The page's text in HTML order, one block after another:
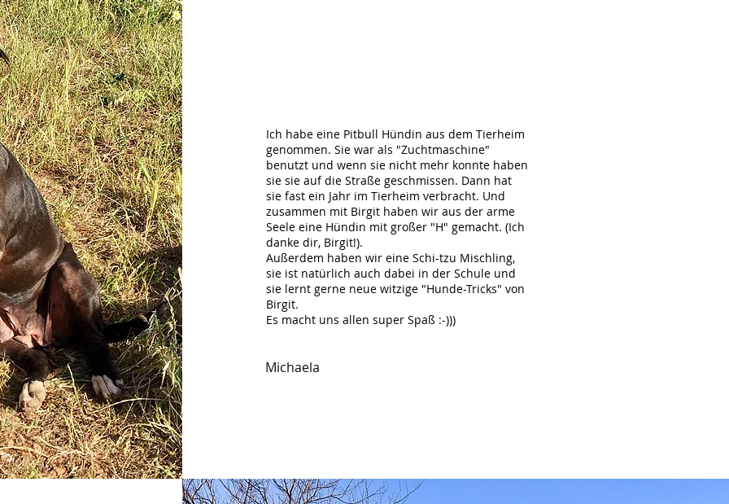
Ich habe eine Pitbull Hündin aus dem Tierheim
genommen. Sie war als "Zuchtmaschine"
benutzt und wenn sie nicht mehr konnte haben
sie sie auf die Straße geschmissen. Dann hat
sie fast ein Jahr im Tierheim verbracht. Und
zusammen mit Birgit haben wir aus der arme
Seele eine Hündin mit großer "H" gemacht. (Ich
danke dir, Birgit!).
Außerdem haben wir eine Schi-tzu Mischling,
sie ist natürlich auch dabei in der Schule und
sie lernt gerne neue witzige "Hunde-Tricks" von
Birgit.
Es macht uns allen super Spaß :-)))
Michaela